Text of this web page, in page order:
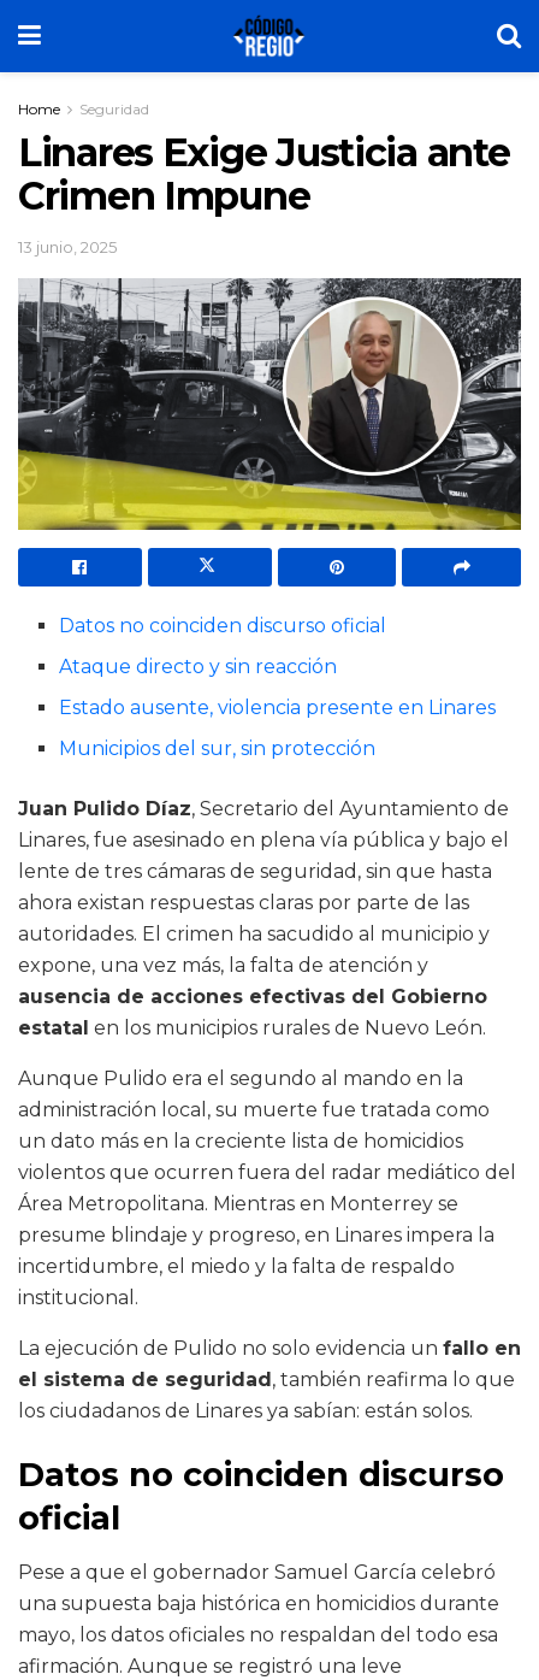
Home Seguridad
Linares Exige Justicia ante
Crimen Impune
13 junio, 2025
Datos no coinciden discurso oficial
Ataque directo y sin reacción
Estado ausente, violencia presente en Linares
Municipios del sur, sin protección
Juan Pulido Díaz, Secretario del Ayuntamiento de
Linares, fue asesinado en plena vía pública y bajo el
lente de tres cámaras de seguridad, sin que hasta
ahora existan respuestas claras por parte de las
autoridades. El crimen ha sacudido al municipio y
expone, una vez más, la falta de atención y
ausencia de acciones efectivas del Gobierno
estatal en los municipios rurales de Nuevo León.
Aunque Pulido era el segundo al mando en la
administración local, su muerte fue tratada como
un dato más en la creciente lista de homicidios
violentos que ocurren fuera del radar mediático del
Área Metropolitana. Mientras en Monterrey se
presume blindaje y progreso, en Linares impera la
incertidumbre, el miedo y la falta de respaldo
institucional.
La ejecución de Pulido no solo evidencia un fallo en
el sistema de seguridad, también reafirma lo que
los ciudadanos de Linares ya sabían: están solos.
Datos no coinciden discurso
oficial
Pese a que el gobernador Samuel García celebró
una supuesta baja histórica en homicidios durante
mayo, los datos oficiales no respaldan del todo esa
afirmación. Aunque se registró una leve